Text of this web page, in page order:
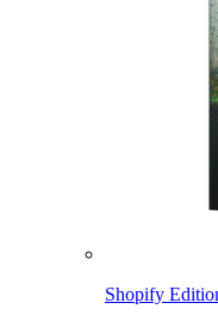
Shopify